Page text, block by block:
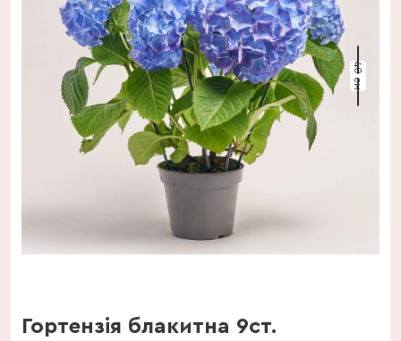
40 см
Гортензія блакитна 9ст.